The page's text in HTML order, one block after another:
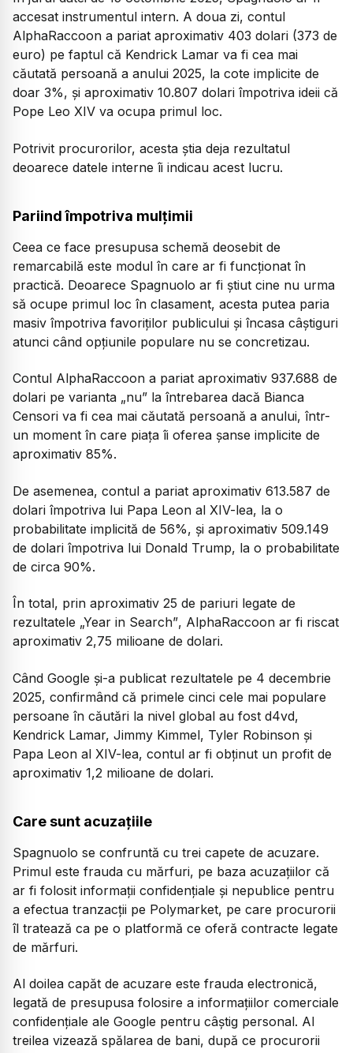
accesat instrumentul intern. A doua zi, contul
AlphaRaccoon a pariat aproximativ 403 dolari (373 de
euro) pe faptul că Kendrick Lamar va fi cea mai
căutată persoană a anului 2025, la cote implicite de
doar 3%, și aproximativ 10.807 dolari împotriva ideii că
Pope Leo XIV va ocupa primul loc.
Potrivit procurorilor, acesta știa deja rezultatul
deoarece datele interne îi indicau acest lucru.
Pariind împotriva mulțimii
Ceea ce face presupusa schemă deosebit de
remarcabilă este modul în care ar fi funcționat în
practică. Deoarece Spagnuolo ar fi știut cine nu urma
să ocupe primul loc în clasament, acesta putea paria
masiv împotriva favoriților publicului și încasa câștiguri
atunci când opțiunile populare nu se concretizau.
Contul AlphaRaccoon a pariat aproximativ 937.688 de
dolari pe varianta „nu” la întrebarea dacă Bianca
Censori va fi cea mai căutată persoană a anului, într-
un moment în care piața îi oferea șanse implicite de
aproximativ 85%.
De asemenea, contul a pariat aproximativ 613.587 de
dolari împotriva lui Papa Leon al XIV-lea, la o
probabilitate implicită de 56%, și aproximativ 509.149
de dolari împotriva lui Donald Trump, la o probabilitate
de circa 90%.
În total, prin aproximativ 25 de pariuri legate de
rezultatele „Year in Search”, AlphaRaccoon ar fi riscat
aproximativ 2,75 milioane de dolari.
Când Google și-a publicat rezultatele pe 4 decembrie
2025, confirmând că primele cinci cele mai populare
persoane în căutări la nivel global au fost d4vd,
Kendrick Lamar, Jimmy Kimmel, Tyler Robinson și
Papa Leon al XIV-lea, contul ar fi obținut un profit de
aproximativ 1,2 milioane de dolari.
Care sunt acuzațiile
Spagnuolo se confruntă cu trei capete de acuzare.
Primul este frauda cu mărfuri, pe baza acuzațiilor că
ar fi folosit informații confidențiale și nepublice pentru
a efectua tranzacții pe Polymarket, pe care procurorii
îl tratează ca pe o platformă ce oferă contracte legate
de mărfuri.
Al doilea capăt de acuzare este frauda electronică,
legată de presupusa folosire a informațiilor comerciale
confidențiale ale Google pentru câștig personal. Al
treilea vizează spălarea de bani, după ce procurorii